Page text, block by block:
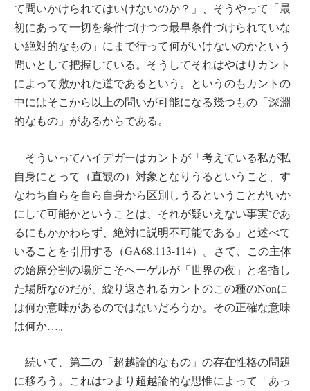
て問いかけられてはいけないのか？」、そうやって「最
初にあって一切を条件づけつつ最早条件づけられていな
い絶対的なもの」にまで行って何がいけないのかという
問いとして把握している。そうしてそれはやはりカント
によって敷かれた道であるという。というのもカントの
中にはそこから以上の問いが可能になる幾つもの「深淵
的なもの」があるからである。
そういってハイデガーはカントが「考えている私が私
自身にとって（直観の）対象となりうるということ、す
なわち自らを自ら自身から区別しうるということがいか
にして可能かということは、それが疑いえない事実であ
るにもかかわらず、絶対に説明不可能である」と述べて
いることを引用する（GA68.113-114）。さて、この主体
の始原分割の場所こそヘーゲルが「世界の夜」と名指し
た場所なのだが、繰り返されるカントのこの種のNonに
は何か意味があるのではないだろうか。その正確な意味
は何か…。
続いて、第二の「超越論的なもの」の存在性格の問題
に移ろう。これはつまり超越論的な思惟によって「あっ